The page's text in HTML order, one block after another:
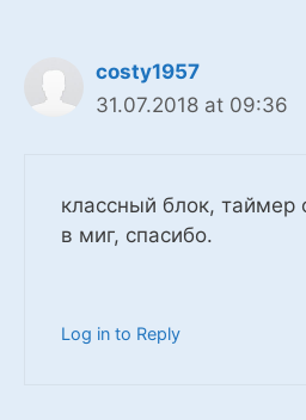
costy1957
31.07.2018 at 09:36
классный блок, таймер
в миг, спасибо.
Log in to Reply